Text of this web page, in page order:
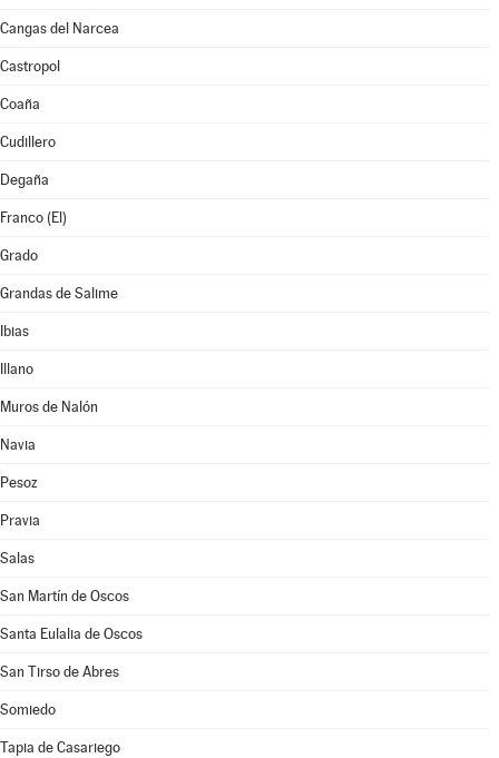
Cangas del Narcea
Castropol
Coaña
Cudillero
Degaña
Franco (El)
Grado
Grandas de Salime
Ibias
Illano
Muros de Nalón
Navia
Pesoz
Pravia
Salas
San Martín de Oscos
Santa Eulalia de Oscos
San Tirso de Abres
Somiedo
Tapia de Casariego